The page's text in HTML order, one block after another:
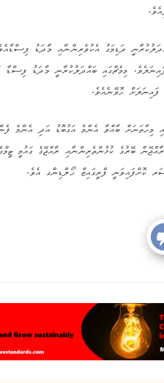
ދަޑިމަގު އެކުވެރިންނާއި މާދަޑު
މިމެޗްގައި ބައްދަލުކުރާނީ މާދަޑު ފިސްޑާ
ފައިނަލަށް ހޮވޭނެއެވެ.
މިހާތަނަށް ބާއްވާ އެންމެ އަގުބޮޑު އަދި އެންމެ
ބޭރުގެ ކުޅުންތެރިންނާއި ރާއްޖޭގެ ގައުމީ
ކޮށްފައިވަނީ ފްރީގައިޒް ހޯލްޑިންގ އެވެ.